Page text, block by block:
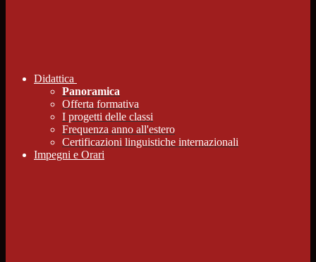
Didattica
Panoramica
Offerta formativa
I progetti delle classi
Frequenza anno all'estero
Certificazioni linguistiche internazionali
Impegni e Orari